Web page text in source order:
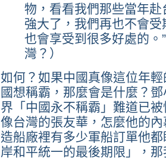
物，看看我們那些當年
強大了，我們再也不會
也會享受到很多好處的
灣？）
如何？如果中國真像這位年
國想稱霸，那麼會是什麼？
界「中國永不稱霸」難道已
像台灣的張友華，怎麼他的
造船廠裡有多少軍船訂單他
岸和平統一的最後期限」，